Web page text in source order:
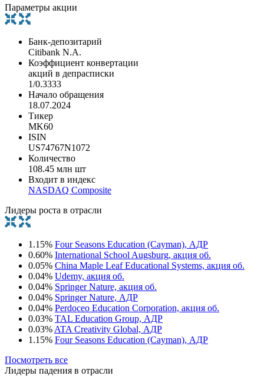
Параметры акции
Банк-депозитарий
Citibank N.A.
Коэффициент конвертации
акций в депрасписки
1/0.3333
Начало обращения
18.07.2024
Тикер
MK60
ISIN
US74767N1072
Количество
108.45 млн шт
Входит в индекс
NASDAQ Composite
Лидеры роста в отрасли
1.15% Four Seasons Education (Cayman), АДР
0.60% International School Augsburg, акция об.
0.05% China Maple Leaf Educational Systems, акция об.
0.04% Udemy, акция об.
0.04% Springer Nature, акция об.
0.04% Springer Nature, АДР
0.04% Perdoceo Education Corporation, акция об.
0.03% TAL Education Group, АДР
0.03% ATA Creativity Global, АДР
1.15% Four Seasons Education (Cayman), АДР
Посмотреть все
Лидеры падения в отрасли